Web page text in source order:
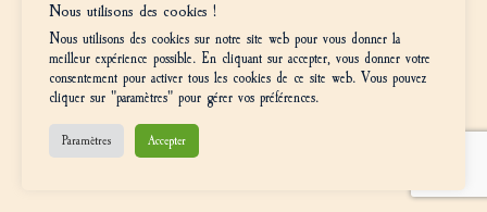
Nous utilisons des cookies !
Nous utilisons des cookies sur notre site web pour vous donner la
meilleur expérience possible. En cliquant sur accepter, vous donner votre
consentement pour activer tous les cookies de ce site web. Vous pouvez
cliquer sur "paramètres" pour gérer vos préférences.
Paramètres Accepter